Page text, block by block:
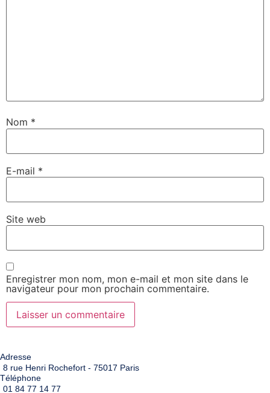
Nom *
E-mail *
Site web
Enregistrer mon nom, mon e-mail et mon site dans le
navigateur pour mon prochain commentaire.
Adresse
8 rue Henri Rochefort - 75017 Paris
Téléphone
01 84 77 14 77